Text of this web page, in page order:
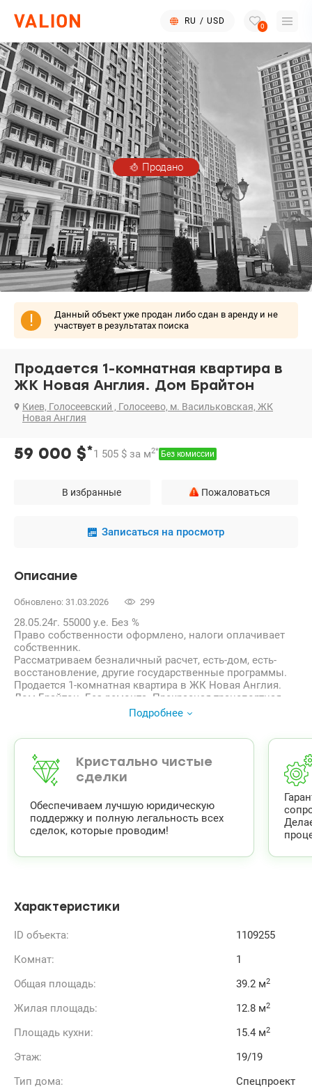
RU / USD
0
Продано
!
Данный объект уже продан либо сдан в аренду и не
участвует в результатах поиска
Продается 1-комнатная квартира в
ЖК Новая Англия. Дом Брайтон
Киев, Голосеевский , Голосеево, м. Васильковская, ЖК
Новая Англия
59 000 $*1 505 $ за м2* Без комиссии
В избранные Пожаловаться
Записаться на просмотр
Описание
Обновлено: 31.03.2026 299
28.05.24г. 55000 у.е. Без %
Право собственности оформлено, налоги оплачивает
собственник.
Рассматриваем безналичный расчет, есть-дом, есть-
восстановление, другие государственные программы.
Продается 1-комнатная квартира в ЖК Новая Англия.
Дом Брайтон. Без ремонта. Прекрасная транспортная
развязка, 15 минут до метро Васильковская. Этаж 19/19.
панорамные окна. Высота потолков 2.85м.
— Закрытая территория 24/7, круглосуточное
видеонаблюдение, пропускная система.
— 3 лифта
— подземный паркинг для жителей комплекса.
— уникальная архитектура
— фонтаны.
— зеленые ландшафтные скверы, прогулочные аллеи,
зоны отдыха.
— супермаркет, кафе, рестораны, новая почта, розетка,
барбершоп и салоны красоты.
Подробнее
Кристально чистые
сделки
Обеспечиваем лучшую юридическую
поддержку и полную легальность всех
сделок, которые проводим!
Характеристики
ID объекта:
1109255
Комнат:
1
Общая площадь:
39.2 м2
Жилая площадь: 12.8 м2
Площадь кухни: 15.4 м2
Этаж:
19/19
Тип дома:
Спецпроект